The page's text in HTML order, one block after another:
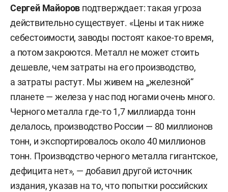
Сергей Майоров подтверждает: такая угроза
действительно существует. «Цены и так ниже
себестоимости, заводы постоят какое-то время,
а потом закроются. Металл не может стоить
дешевле, чем затраты на его производство,
а затраты растут. Мы живем на „железной“
планете — железа у нас под ногами очень много.
Черного металла где-то 1,7 миллиарда тонн
делалось, производство России — 80 миллионов
тонн, и экспортировалось около 40 миллионов
тонн. Производство черного металла гигантское,
дефицита нет», — добавил другой источник
издания, указав на то, что попытки российских